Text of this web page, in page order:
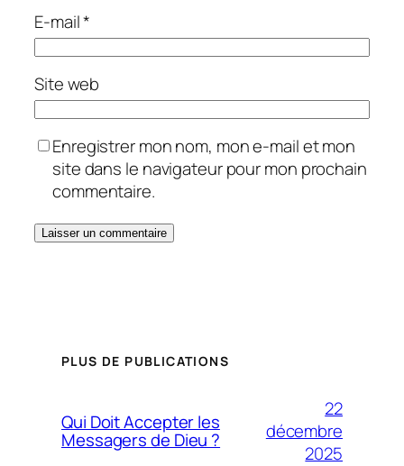
E-mail*
Site web
Enregistrer mon nom, mon e-mail et mon
site dans le navigateur pour mon prochain
commentaire.
PLUS DE PUBLICATIONS
Qui Doit Accepter les
Messagers de Dieu ?
22
décembre
2025